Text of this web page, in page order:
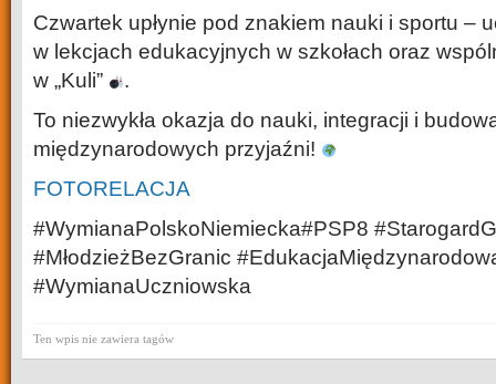
Czwartek upłynie pod znakiem nauki i sportu –
w lekcjach edukacyjnych w szkołach oraz
w „Kuli”
.
To niezwykła okazja do nauki, integracji i
międzynarodowych przyjaźni!
FOTORELACJA
#WymianaPolskoNiemiecka#PSP8
#MłodzieżBezGranic
#WymianaUczniowska
Ten wpis nie zawiera tagów